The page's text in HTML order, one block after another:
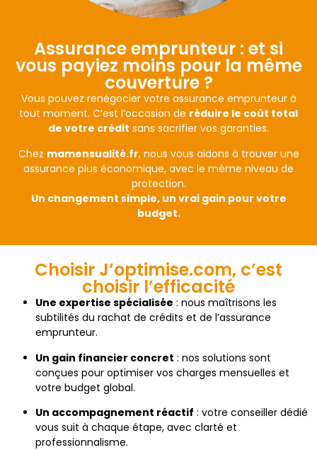
Assurance emprunteur : et si
vous payiez moins pour la même
couverture ?
Vous pouvez renégocier votre assurance emprunteur à
tout moment. C’est l’occasion de réduire le coût total
de votre crédit sans sacrifier vos garanties.
Chez mamensualité.fr, nous vous aidons à trouver une
assurance plus économique, avec le même niveau de
protection.
Un changement simple, un vrai gain pour votre
budget.
Choisir J’optimise.com, c’est
choisir l’efficacité
Une expertise spécialisée : nous maîtrisons les
subtilités du rachat de crédits et de l’assurance
emprunteur.
Un gain financier concret : nos solutions sont
conçues pour optimiser vos charges mensuelles et
votre budget global.
Un accompagnement réactif : votre conseiller dédié
vous suit à chaque étape, avec clarté et
professionnalisme.